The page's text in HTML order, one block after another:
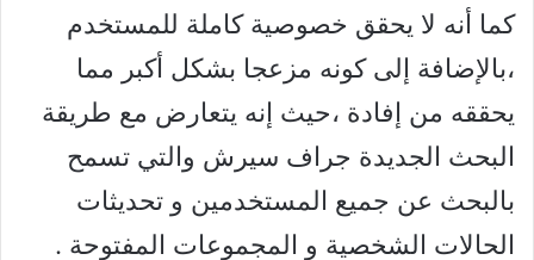
كما أنه لا يحقق خصوصية كاملة للمستخدم
،بالإضافة إلى كونه مزعجا بشكل أكبر مما
يحققه من إفادة ،حيث إنه يتعارض مع طريقة
البحث الجديدة جراف سيرش والتي تسمح
بالبحث عن جميع المستخدمين و تحديثات
الحالات الشخصية و المجموعات المفتوحة .